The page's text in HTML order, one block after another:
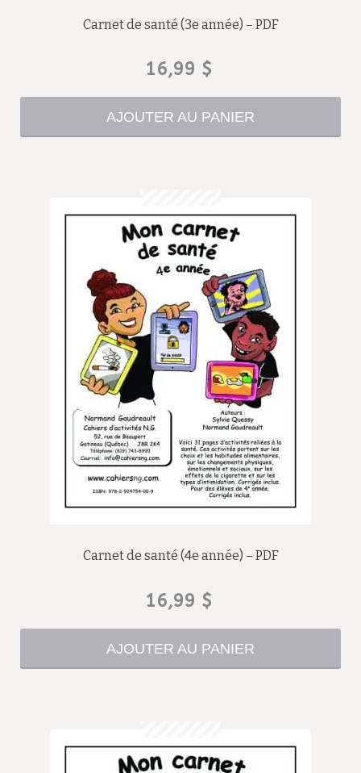
Carnet de santé (3e année) – PDF
16,99 $
AJOUTER AU PANIER
Carnet de santé (4e année) – PDF
16,99 $
AJOUTER AU PANIER